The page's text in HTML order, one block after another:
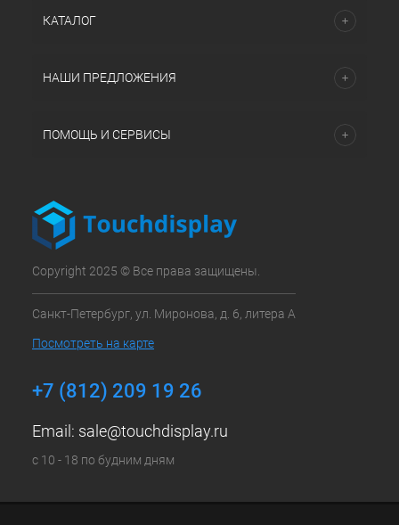
КАТАЛОГ
НАШИ ПРЕДЛОЖЕНИЯ
ПОМОЩЬ И СЕРВИСЫ
Copyright 2025 © Все права защищены.
Санкт-Петербург, ул. Миронова, д. 6, литера А
Посмотреть на карте
+7 (812) 209 19 26
Email: sale@touchdisplay.ru
с 10 - 18 по будним дням